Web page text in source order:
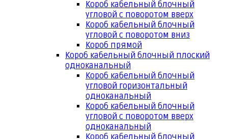
Короб кабельный блочный
угловой с поворотом вверх
Короб кабельный блочный
угловой с поворотом вниз
Короб прямой
Короб кабельный блочный плоский
одноканальный
Короб кабельный блочный
угловой горизонтальный
одноканальный
Короб кабельный блочный
угловой с поворотом вверх
одноканальный
Короб кабельный блочный